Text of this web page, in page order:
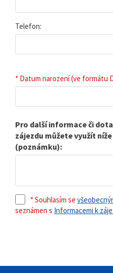
Telefon:
* Datum narození (ve formátu
Pro další informace či
zájezdu můžete využít
(poznámku):
* Souhlasím se
seznámen s Informacemi k